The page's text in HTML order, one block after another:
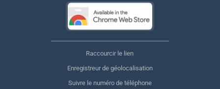
Raccourcir le lien
Enregistreur de géolocalisation
Suivre le numéro de téléphone